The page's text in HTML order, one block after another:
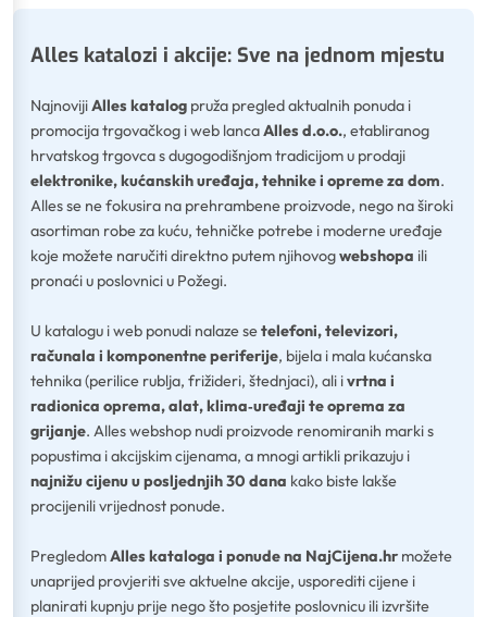
Alles katalozi i akcije: Sve na jednom mjestu
NajnovijiAlles katalog pruža pregled aktualnih ponuda i
promocija trgovačkog i web lancaAlles d.o.o., etabliranog
hrvatskog trgovca s dugogodišnjom tradicijom u prodaji
elektronike, kućanskih uređaja, tehnike i opreme za dom.
Alles se ne fokusira na prehrambene proizvode, nego na široki
asortiman robeza kuću, tehničke potrebe i moderne uređaje
koje možete naručiti direktno putem njihovogwebshopa ili
pronaći u poslovnici u Požegi.
U katalogu i web ponudi nalaze setelefoni, televizori,
računala i komponentne periferije, bijela i mala kućanska
tehnika (perilice rublja, frižideri, štednjaci), ali ivrtna i
radionica oprema, alat, klima‑uređaji te oprema za
grijanje. Alles webshop nudi proizvode renomiranih marki s
popustima i akcijskim cijenama, a mnogi artikli prikazuju i
najnižu cijenu u posljednjih 30 dana kako biste lakše
procijenili vrijednost ponude.
PregledomAlles kataloga i ponude na NajCijena.hr možete
unaprijed provjeriti sve aktuelne akcije, usporediti cijene i
planirati kupnju prije nego što posjetite poslovnicu ili izvršite